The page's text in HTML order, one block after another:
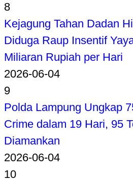
8
Kejagung Tahan Dadan
Diduga Raup Insentif
Miliaran Rupiah per Hari
2026-06-04
9
Polda Lampung Ungkap
Crime dalam 19 Hari, 95
Diamankan
2026-06-04
10